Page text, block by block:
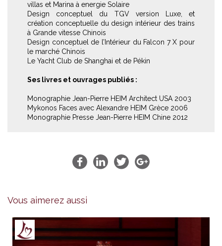
villas et Marina à energie Solaire
Design conceptuel du TGV version Luxe, et
création conceptuelle du design intérieur des trains
à Grande vitesse Chinois
Design conceptuel de l’Intérieur du Falcon 7 X pour
le marché Chinois
Le Yacht Club de Shanghai et de Pékin
Ses livres et ouvrages publiés :
Monographie Jean-Pierre HEIM Architect USA 2003
Mykonos Faces avec Alexandre HEIM Grèce 2006
Monographie Presse Jean-Pierre HEIM Chine 2012
Vous aimerez aussi